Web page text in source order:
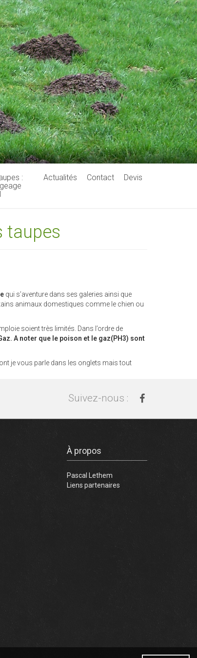
:
Actualités Contact Devis
taupes
qui s’aventure dans ses galeries ainsi que
animaux domestiques comme le chien ou
soient très limités. Dans l’ordre de
A noter que le poison et le gaz(PH3) sont
je vous parle dans les onglets mais tout
Suivez-nous :
Suivez-
À propos
Pascal Lethem
Liens partenaires